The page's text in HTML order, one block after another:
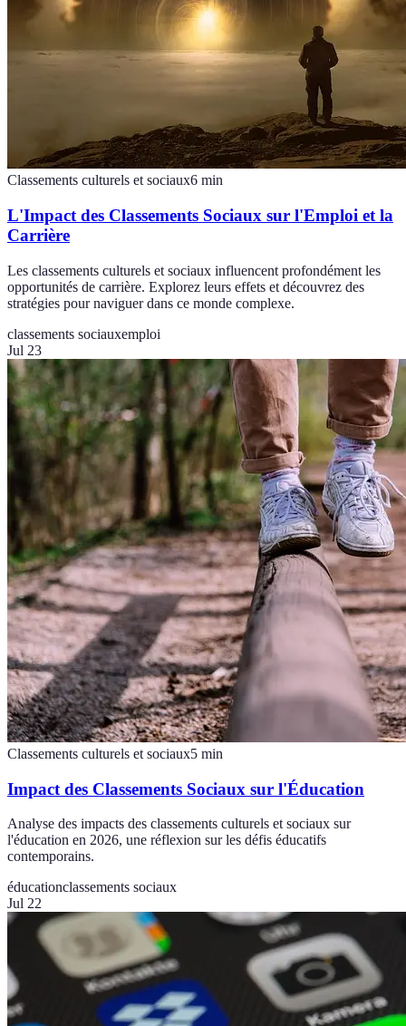
Classements culturels et sociaux6 min
L'Impact des Classements Sociaux sur l'Emploi et la
Carrière
Les classements culturels et sociaux influencent profondément les
opportunités de carrière. Explorez leurs effets et découvrez des
stratégies pour naviguer dans ce monde complexe.
classements sociauxemploi
Jul 23
Classements culturels et sociaux5 min
Impact des Classements Sociaux sur l'Éducation
Analyse des impacts des classements culturels et sociaux sur
l'éducation en 2026, une réflexion sur les défis éducatifs
contemporains.
éducationclassements sociaux
Jul 22